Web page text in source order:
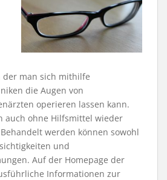
der man sich mithilfe
die Augen von
operieren lassen kann.
auch ohne Hilfsmittel wieder
werden können sowohl
und
Auf der Homepage der
Informationen zur